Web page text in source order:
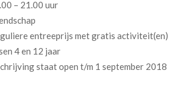
21.00 uur
entreeprijs met gratis activiteit(en)
4 en 12 jaar
staat open t/m 1 september 2018